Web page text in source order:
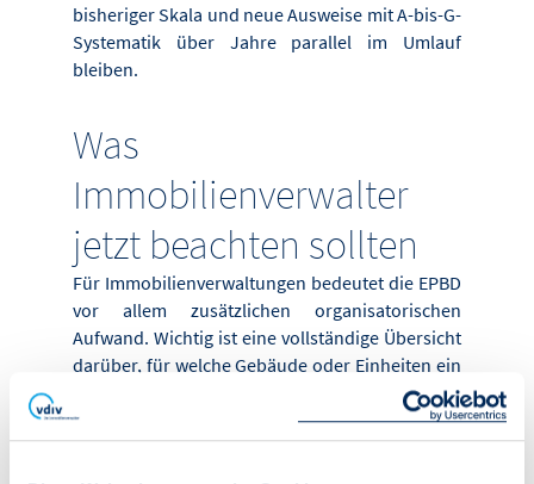
bisheriger Skala und neue Ausweise mit A-bis-G-
Systematik über Jahre parallel im Umlauf
bleiben.
Was
Immobilienverwalter
jetzt beachten sollten
Für Immobilienverwaltungen bedeutet die EPBD
vor allem zusätzlichen organisatorischen
Aufwand. Wichtig ist eine vollständige Übersicht
darüber, für welche Ge­bäude oder Einheiten ein
Energieausweis vorliegt, wann er ausgestellt
wurde, wann er abläuft und wo er digital
hinterlegt ist. Zudem sollten Vermietungs-,